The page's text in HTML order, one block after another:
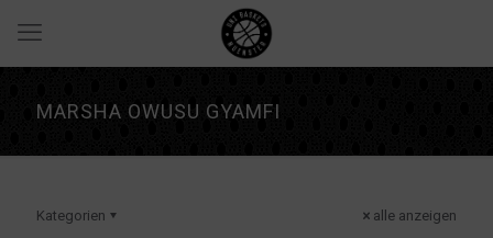
MARSHA OWUSU GYAMFI
Kategorien alle anzeigen